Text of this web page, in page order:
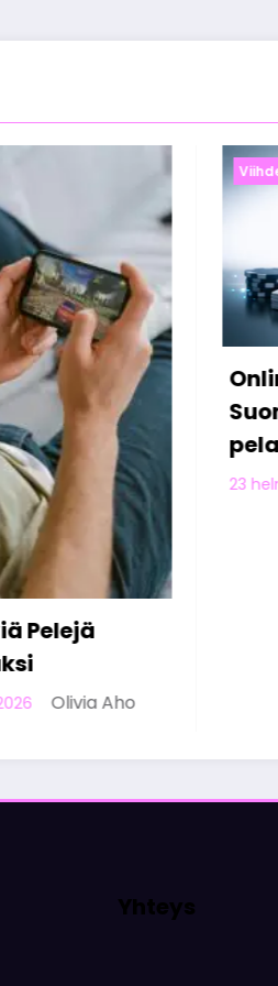
Online-kasinot
Suomessa:
pelaamisen nousu
23 helmikuun, 2026 Olivia Aho
Yhteys